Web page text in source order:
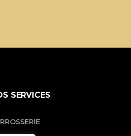
SERVICES